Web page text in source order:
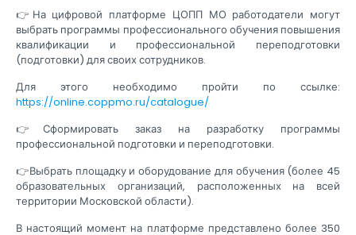
👉На цифровой платформе ЦОПП МО работодатели могут
выбрать программы профессионального обучения повышения
квалификации и профессиональной переподготовки
(подготовки) для своих сотрудников.
Для этого необходимо пройти по ссылке:
https://online.coppmo.ru/catalogue/
👉Сформировать заказ на разработку программы
профессиональной подготовки и переподготовки.
👉Выбрать площадку и оборудование для обучения (более 45
образовательных организаций, расположенных на всей
территории Московской области).
В настоящий момент на платформе представлено более 350